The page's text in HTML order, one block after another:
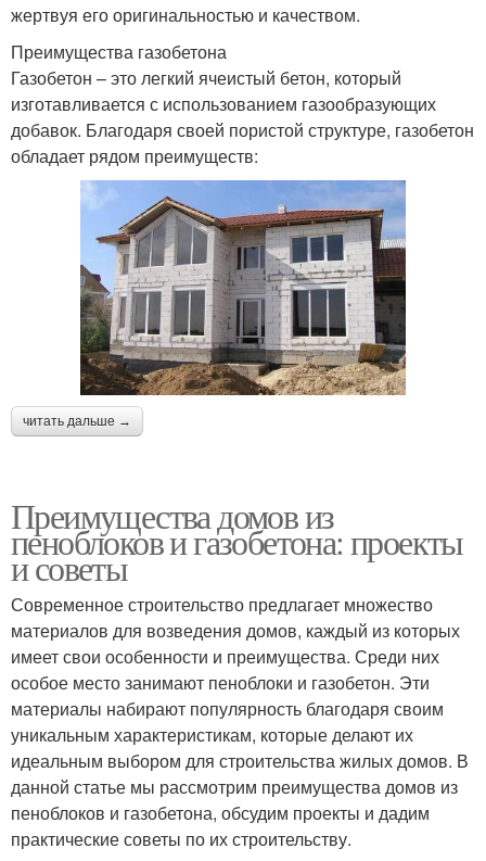
жертвуя его оригинальностью и качеством.
Преимущества газобетона
Газобетон – это легкий ячеистый бетон, который
изготавливается с использованием газообразующих
добавок. Благодаря своей пористой структуре, газобетон
обладает рядом преимуществ:
читать дальше →
Преимущества домов из
пеноблоков и газобетона: проекты
и советы
Современное строительство предлагает множество
материалов для возведения домов, каждый из которых
имеет свои особенности и преимущества. Среди них
особое место занимают пеноблоки и газобетон. Эти
материалы набирают популярность благодаря своим
уникальным характеристикам, которые делают их
идеальным выбором для строительства жилых домов. В
данной статье мы рассмотрим преимущества домов из
пеноблоков и газобетона, обсудим проекты и дадим
практические советы по их строительству.